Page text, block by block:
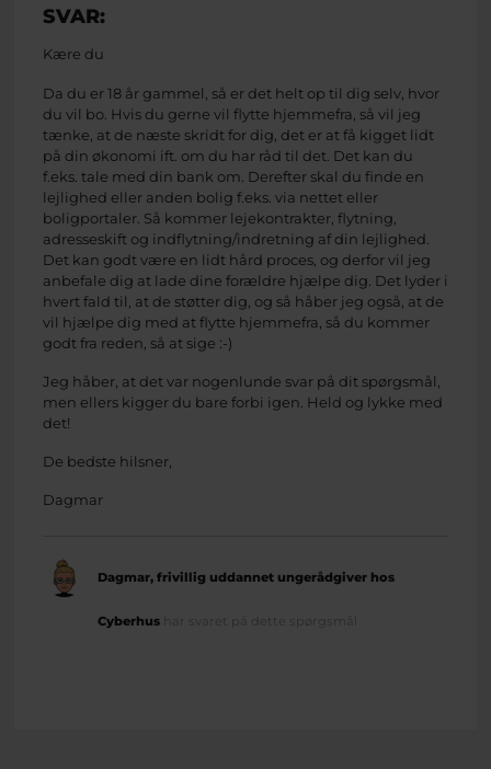
SVAR:
Kære du
Da du er 18 år gammel, så er det helt op til dig selv, hvor
du vil bo. Hvis du gerne vil flytte hjemmefra, så vil jeg
tænke, at de næste skridt for dig, det er at få kigget lidt
på din økonomi ift. om du har råd til det. Det kan du
f.eks. tale med din bank om. Derefter skal du finde en
lejlighed eller anden bolig f.eks. via nettet eller
boligportaler. Så kommer lejekontrakter, flytning,
adresseskift og indflytning/indretning af din lejlighed.
Det kan godt være en lidt hård proces, og derfor vil jeg
anbefale dig at lade dine forældre hjælpe dig. Det lyder i
hvert fald til, at de støtter dig, og så håber jeg også, at de
vil hjælpe dig med at flytte hjemmefra, så du kommer
godt fra reden, så at sige :-)
Jeg håber, at det var nogenlunde svar på dit spørgsmål,
men ellers kigger du bare forbi igen. Held og lykke med
det!
De bedste hilsner,
Dagmar
Dagmar, frivillig uddannet ungerådgiver hos
Cyberhus har svaret på dette spørgsmål